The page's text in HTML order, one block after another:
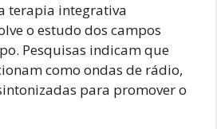
terapia integrativa
o estudo dos campos
Pesquisas indicam que
como ondas de rádio,
para promover o